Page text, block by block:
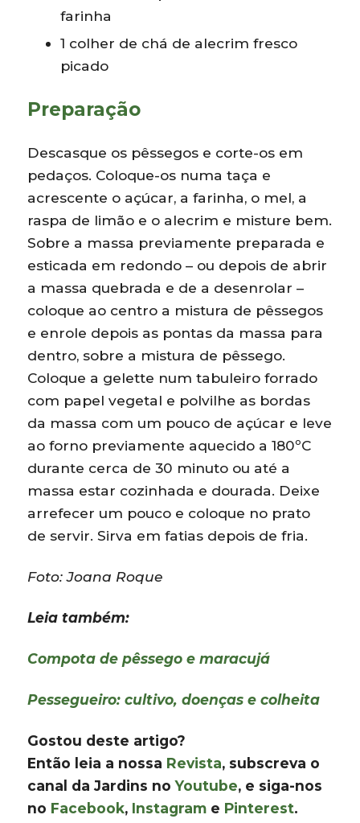
farinha
1 colher de chá de alecrim fresco
picado
Preparação
Descasque os pêssegos e corte-os em
pedaços. Coloque-os numa taça e
acrescente o açúcar, a farinha, o mel, a
raspa de limão e o alecrim e misture bem.
Sobre a massa previamente preparada e
esticada em redondo – ou depois de abrir
a massa quebrada e de a desenrolar –
coloque ao centro a mistura de pêssegos
e enrole depois as pontas da massa para
dentro, sobre a mistura de pêssego.
Coloque a gelette num tabuleiro forrado
com papel vegetal e polvilhe as bordas
da massa com um pouco de açúcar e leve
ao forno previamente aquecido a 180ºC
durante cerca de 30 minuto ou até a
massa estar cozinhada e dourada. Deixe
arrefecer um pouco e coloque no prato
de servir. Sirva em fatias depois de fria.
Foto: Joana Roque
Leia também:
Compota de pêssego e maracujá
Pessegueiro: cultivo, doenças e colheita
Gostou deste artigo?
Então leia a nossa Revista, subscreva o
canal da Jardins noYoutube, e siga-nos
no Facebook, Instagram e Pinterest.